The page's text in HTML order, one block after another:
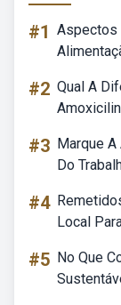
#1 Aspectos
#2 Qual A
#3 Marque
Do
#4
Local
#5 No Que